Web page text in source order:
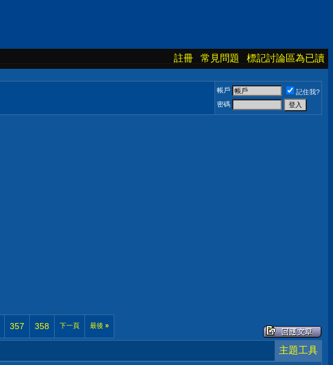
註冊 常見問題 標記討論區為已讀
帳戶
記住我?
密碼
357 358 下一頁 最後 »
主題工具